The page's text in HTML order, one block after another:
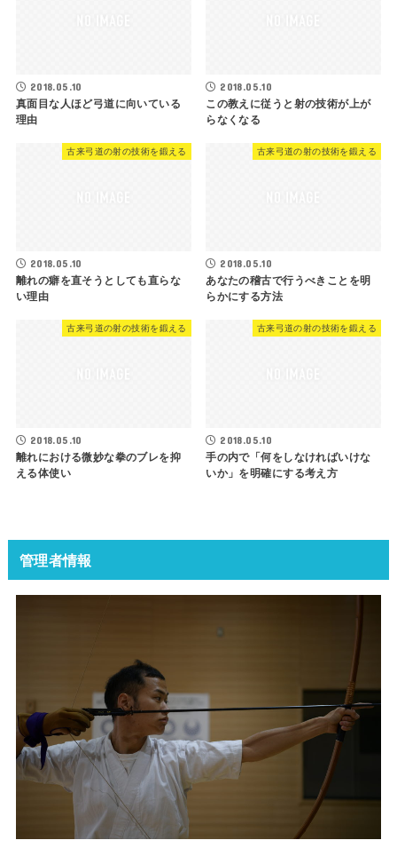
2018.05.10
真面目な人ほど弓道に向いている
理由
2018.05.10
この教えに従うと射の技術が上が
らなくなる
古来弓道の射の技術を鍛える
2018.05.10
離れの癖を直そうとしても直らな
い理由
古来弓道の射の技術を鍛える
2018.05.10
あなたの稽古で行うべきことを明
らかにする方法
古来弓道の射の技術を鍛える
2018.05.10
離れにおける微妙な拳のブレを抑
える体使い
古来弓道の射の技術を鍛える
2018.05.10
手の内で「何をしなければいけな
いか」を明確にする考え方
管理者情報